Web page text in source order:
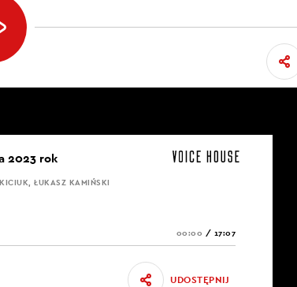
2023 rok
ŁUKASZ KAMIŃSKI
00:00 / 17:07
UDOSTĘPNIJ